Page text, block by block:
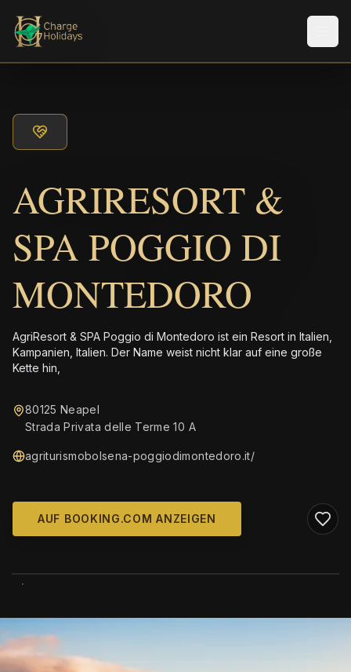
AGRIRESORT &
SPA POGGIO DI
MONTEDORO
AgriResort & SPA Poggio di Montedoro ist ein Resort in Italien,
Kampanien, Italien. Der Name weist nicht klar auf eine große
Kette hin,
80125 Neapel
Strada Privata delle Terme 10 A
agriturismobolsena-poggiodimontedoro.it/
AUF BOOKING.COM ANZEIGEN